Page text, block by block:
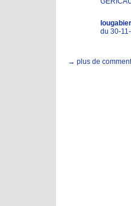
lougabier
du 30-
→ plus de